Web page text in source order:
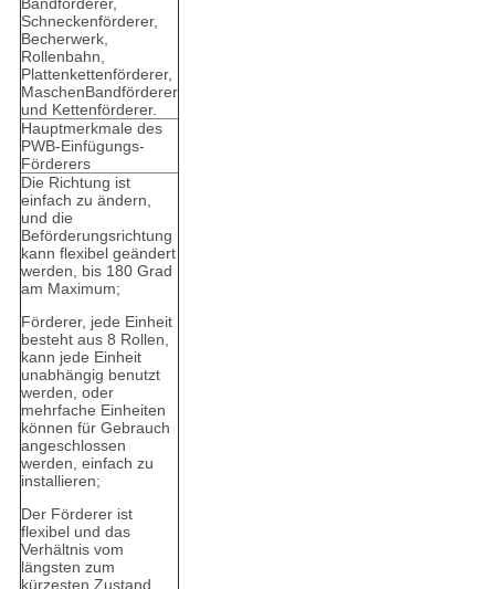
Bandförderer,
Schneckenförderer,
Becherwerk,
Rollenbahn,
Plattenkettenförderer,
MaschenBandförderer
und Kettenförderer.
Hauptmerkmale des
PWB-Einfügungs-
Förderers
Die Richtung ist
einfach zu ändern,
und die
Beförderungsrichtung
kann flexibel geändert
werden, bis 180 Grad
am Maximum;
Förderer, jede Einheit
besteht aus 8 Rollen,
kann jede Einheit
unabhängig benutzt
werden, oder
mehrfache Einheiten
können für Gebrauch
angeschlossen
werden, einfach zu
installieren;
Der Förderer ist
flexibel und das
Verhältnis vom
längsten zum
kürzesten Zustand